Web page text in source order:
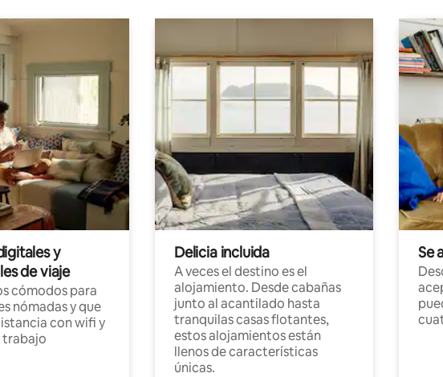
y
de viaje
cómodos para
nómadas y que
con wifi y
trabajo
Delicia incluida
A veces el destino es el
alojamiento. Desde cabañas
junto al acantilado hasta
tranquilas casas flotantes,
estos alojamientos están
llenos de características
únicas.
Se